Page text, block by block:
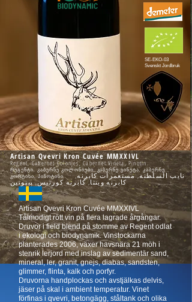
SE-EKO-03
Svenskt Jordbruk
Artisan QvevriKron Cuvée MMXXIVL
Regent, Cabernet Colonjes, Cabernet Vineta, Pinotin.
რეგენტი, კაბერნე კოლონიები, კაბერნე ვინეტა, კაბერნე
კორტისი, პინოტინი.
نایب السلطنه, مستعمرات کابرنه,
کابرنه وینتا, کابرنه کورتیس, پینوتین
Artisan Qvevri Kron Cuvée MMXXIVL
Tålmodigt rött vin på flera lagrade årgångar.
Druvor i field blend på stomme av Regent odlat
i ekologi och biodynamik. Vinstockarna
planterades 2006, växer havsnära 21 möh i
stenrik lerjord med inslag av sedimentär sand,
mineral, ler, granit, gnejs, diabas, sandsten,
glimmer, flinta, kalk och porfyr.
Druvorna handplockas och avstjälkas delvis,
jäser på skal i ambient temperatur. Vinet
förfinas i qvevri, betongägg, ståltank och olika